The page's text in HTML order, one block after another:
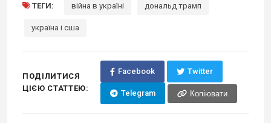
ТЕГИ: війна в україні дональд трамп
україна і сша
ПОДІЛИТИСЯ
ЦІЄЮ СТАТТЕЮ:
Facebook Twitter
Telegram Копіювати